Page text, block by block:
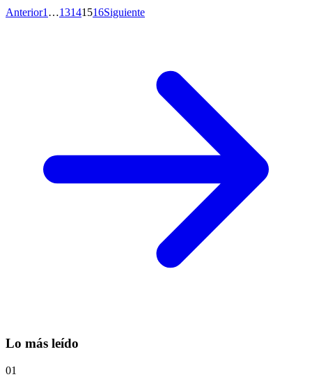
Anterior1 …13141516Siguiente
Lo más leído
01